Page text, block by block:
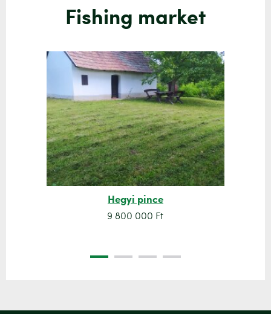
Fishing market
Hegyi pince
9 800 000 Ft